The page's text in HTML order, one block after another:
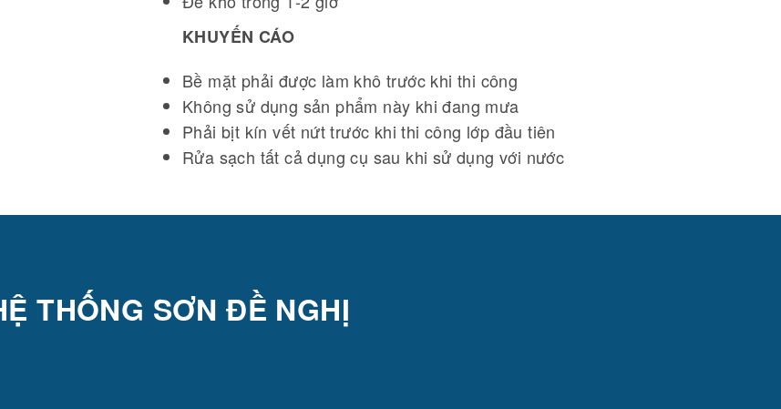
KHUYẾN CÁO
Bề mặt phải được làm khô trước khi thi công
Không sử dụng sản phẩm này khi đang mưa
Phải bịt kín vết nứt trước khi thi công lớp đầu tiên
Rửa sạch tất cả dụng cụ sau khi sử dụng với nước
THỐNG SƠN ĐỀ NGHỊ